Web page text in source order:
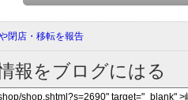
閉店・移転を報告
報をブログにはる